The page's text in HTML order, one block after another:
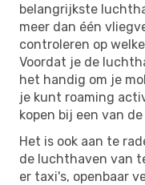
belangrijkste
meer dan één
controleren op
Voordat je de
het handig om je
je kunt roaming
kopen bij een van
Het is ook aan te
de luchthaven van
er taxi's, openbaar